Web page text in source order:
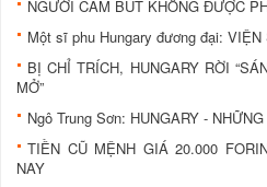
NGƯỜI CẦM BÚT KHÔNG ĐƯỢC
Một sĩ phu Hungary đương đại:
BỊ CHỈ TRÍCH, HUNGARY RỜI
MỞ”
Ngô Trung Sơn: HUNGARY -
TIỀN CŨ MỆNH GIÁ 20.000
NAY